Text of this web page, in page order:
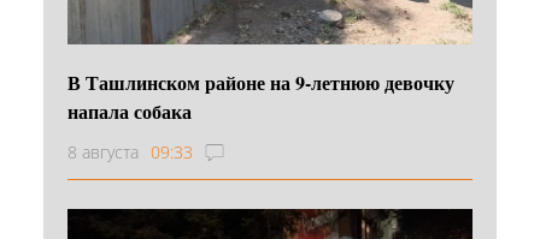
В Ташлинском районе на 9-летнюю девочку
напала собака
8 августа 09:33